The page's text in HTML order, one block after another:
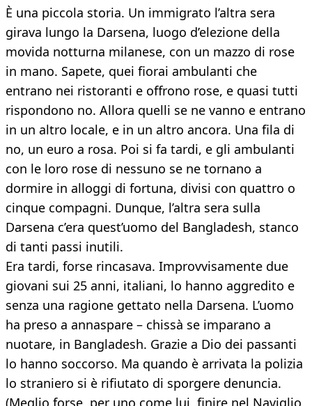
È una piccola storia. Un immigrato l’altra sera
girava lungo la Darsena, luogo d’elezione della
movida notturna milanese, con un mazzo di rose
in mano. Sapete, quei fiorai ambulanti che
entrano nei ristoranti e offrono rose, e quasi tutti
rispondono no. Allora quelli se ne vanno e entrano
in un altro locale, e in un altro ancora. Una fila di
no, un euro a rosa. Poi si fa tardi, e gli ambulanti
con le loro rose di nessuno se ne tornano a
dormire in alloggi di fortuna, divisi con quattro o
cinque compagni. Dunque, l’altra sera sulla
Darsena c’era quest’uomo del Bangladesh, stanco
di tanti passi inutili.
Era tardi, forse rincasava. Improvvisamente due
giovani sui 25 anni, italiani, lo hanno aggredito e
senza una ragione gettato nella Darsena. L’uomo
ha preso a annaspare – chissà se imparano a
nuotare, in Bangladesh. Grazie a Dio dei passanti
lo hanno soccorso. Ma quando è arrivata la polizia
lo straniero si è rifiutato di sporgere denuncia.
(Meglio forse, per uno come lui, finire nel Naviglio